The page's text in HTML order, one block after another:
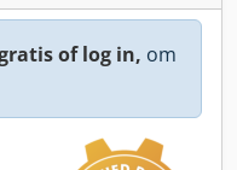
of log in, om